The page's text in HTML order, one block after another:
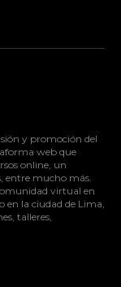
y promoción del
web que
online, un
entre mucho más.
virtual en
en la ciudad de Lima,
talleres,